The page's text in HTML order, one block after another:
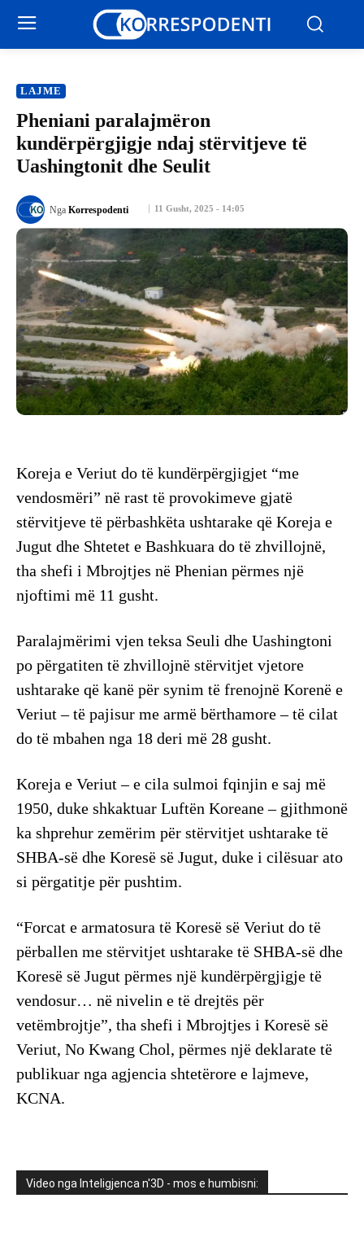
LAJME
Pheniani paralajmëron
kundërpërgjigje ndaj stërvitjeve të
Uashingtonit dhe Seulit
11 Gusht, 2025 - 14:05
Nga Korrespodenti
Koreja e Veriut do të kundërpërgjigjet “me
vendosmëri” në rast të provokimeve gjatë
stërvitjeve të përbashkëta ushtarake që Koreja e
Jugut dhe Shtetet e Bashkuara do të zhvillojnë,
tha shefi i Mbrojtjes në Phenian përmes një
njoftimi më 11 gusht.
Paralajmërimi vjen teksa Seuli dhe Uashingtoni
po përgatiten të zhvillojnë stërvitjet vjetore
ushtarake që kanë për synim të frenojnë Korenë e
Veriut – të pajisur me armë bërthamore – të cilat
do të mbahen nga 18 deri më 28 gusht.
Koreja e Veriut – e cila sulmoi fqinjin e saj më
1950, duke shkaktuar Luftën Koreane – gjithmonë
ka shprehur zemërim për stërvitjet ushtarake të
SHBA-së dhe Koresë së Jugut, duke i cilësuar ato
si përgatitje për pushtim.
“Forcat e armatosura të Koresë së Veriut do të
përballen me stërvitjet ushtarake të SHBA-së dhe
Koresë së Jugut përmes një kundërpërgjigje të
vendosur… në nivelin e të drejtës për
vetëmbrojtje”, tha shefi i Mbrojtjes i Koresë së
Veriut, No Kwang Chol, përmes një deklarate të
publikuar nga agjencia shtetërore e lajmeve,
KCNA.
Video nga Inteligjenca n'3D - mos e humbisni: